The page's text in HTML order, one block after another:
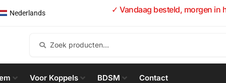
Nederlands
Español
✓ Vandaag besteld, morgen in
Voor Koppels BDSM Contact